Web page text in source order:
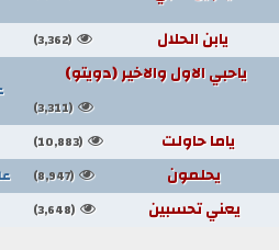
يابن الحلال (3,362)
ياحبي الاول والاخير (دويتو)
(3,311)
ياما حاولت (10,883)
يحلمون (8,947)
يعني تحسبين (3,648)